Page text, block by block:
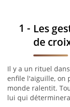
Les
de
Il y a un rituel
enfile l'aiguille, on
monde ralentit.
lui qui